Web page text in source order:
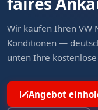
Wir kaufen Ihren VW
Konditionen —
unten Ihre
Angebot